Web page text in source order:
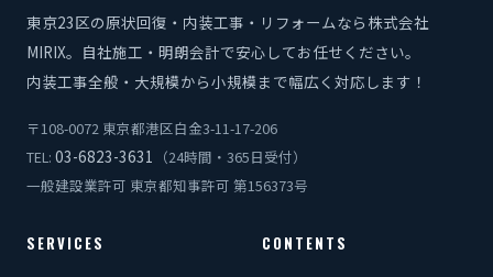
東京23区の原状回復・内装工事・リフォームなら株式会社
MIRIX。自社施工・明朗会計で安心してお任せください。
内装工事全般・大規模から小規模まで幅広く対応します！
〒108-0072 東京都港区白金3-11-17-206
TEL: 03-6823-3631 （24時間・365日受付）
一般建設業許可 東京都知事許可 第156373号
SERVICES CONTENTS